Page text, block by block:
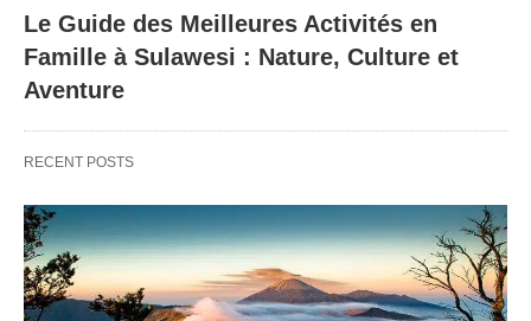
Le Guide des Meilleures Activités en
Famille à Sulawesi : Nature, Culture et
Aventure
RECENT POSTS